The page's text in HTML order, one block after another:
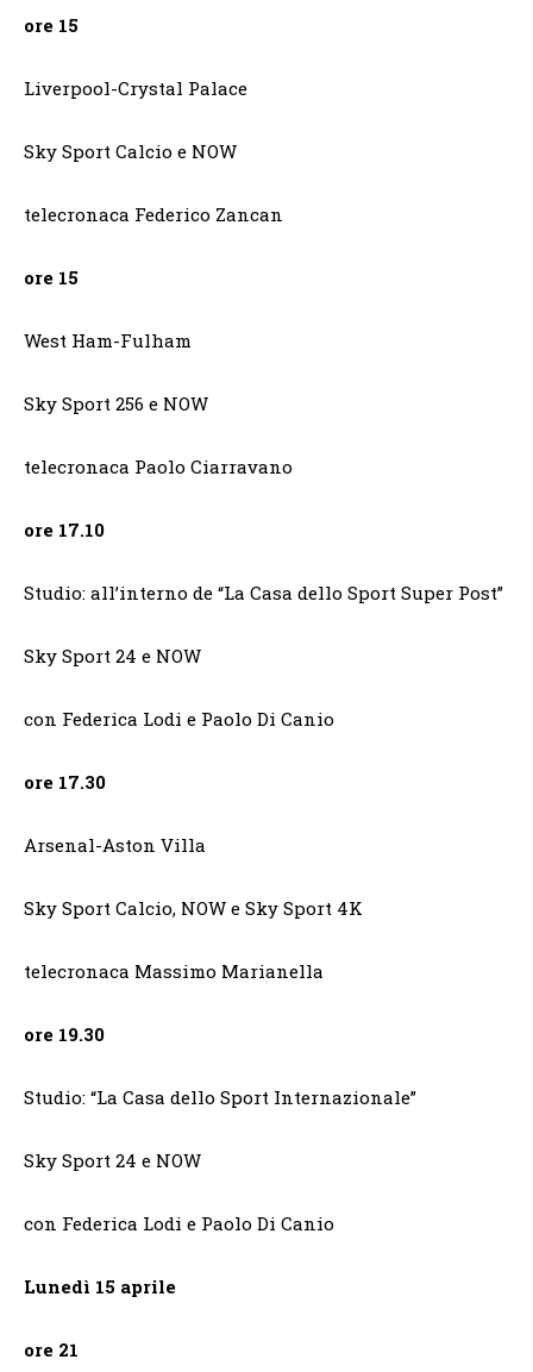
ore 15
Liverpool-Crystal Palace
Sky Sport Calcio e NOW
telecronaca Federico Zancan
ore 15
West Ham-Fulham
Sky Sport 256 e NOW
telecronaca Paolo Ciarravano
ore 17.10
Studio: all’interno de “La Casa dello Sport Super Post”
Sky Sport 24 e NOW
con Federica Lodi e Paolo Di Canio
ore 17.30
Arsenal-Aston Villa
Sky Sport Calcio, NOW e Sky Sport 4K
telecronaca Massimo Marianella
ore 19.30
Studio: “La Casa dello Sport Internazionale”
Sky Sport 24 e NOW
con Federica Lodi e Paolo Di Canio
Lunedì 15 aprile
ore 21